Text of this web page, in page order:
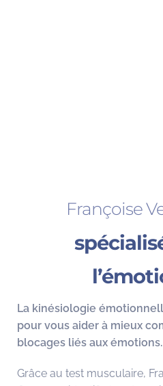
Françoise
La kinésiologie
pour vous aider à mieux
blocages liés aux émotions.
Grâce au test musculaire,